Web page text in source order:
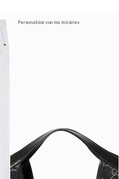
Personalizar con las iniciales